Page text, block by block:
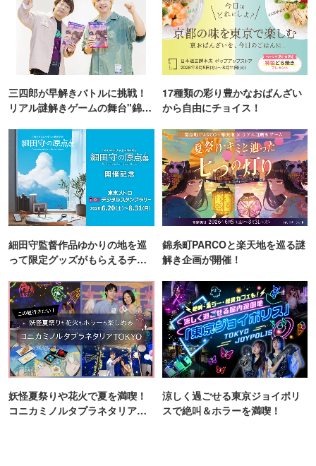
三四郎が早解きバトルに挑戦！
リアル謎解きゲームの舞台"錦糸
17種類の彩り豊かなおばんざい
から自由にチョイス！
細田守監督作品ゆかりの地を巡
って限定グッズがもらえるチャ
錦糸町PARCOと楽天地を巡る謎
解き企画が開催！
妖怪夏祭りや花火で夏を満喫！
コニカミノルタプラネタリア
涼しく過ごせる東京ジョイポリ
スで絶叫＆ホラーを満喫！